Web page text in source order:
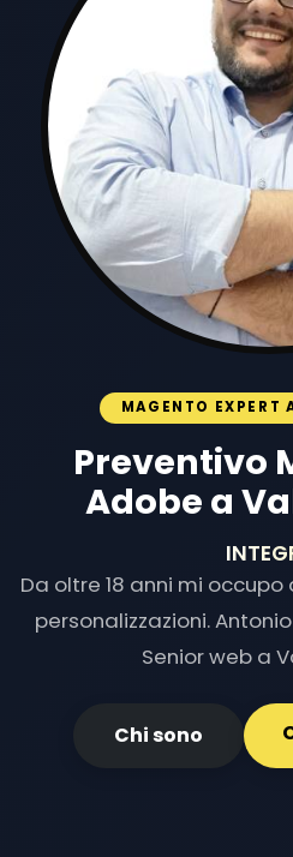
MAGENTO EXPERT
Preventivo
Adobe a
Da oltre 18 anni mi
personalizzazioni.
Senior web a
Chi sono